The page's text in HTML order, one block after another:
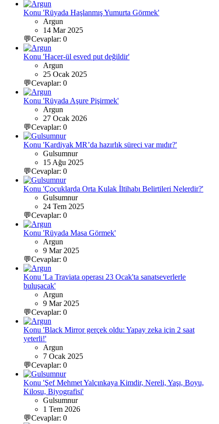
Konu 'Rüyada Haşlanmış Yumurta Görmek'
Argun
14 Mar 2025
💬Cevaplar: 0
Konu 'Hacer-ül esved put değildir'
Argun
25 Ocak 2025
💬Cevaplar: 0
Konu 'Rüyada Aşure Pişirmek'
Argun
27 Ocak 2026
💬Cevaplar: 0
Konu 'Kardiyak MR’da hazırlık süreci var mıdır?'
Gulsumnur
15 Ağu 2025
💬Cevaplar: 0
Konu 'Çocuklarda Orta Kulak İltihabı Belirtileri Nelerdir?'
Gulsumnur
24 Tem 2025
💬Cevaplar: 0
Konu 'Rüyada Masa Görmek'
Argun
9 Mar 2025
💬Cevaplar: 0
Konu 'La Traviata operası 23 Ocak'ta sanatseverlerle
buluşacak'
Argun
9 Mar 2025
💬Cevaplar: 0
Konu 'Black Mirror gerçek oldu: Yapay zeka için 2 saat
yeterli!'
Argun
7 Ocak 2025
💬Cevaplar: 0
Konu 'Şef Mehmet Yalçınkaya Kimdir, Nereli, Yaşı, Boyu,
Kilosu, Biyografisi'
Gulsumnur
1 Tem 2026
💬Cevaplar: 0